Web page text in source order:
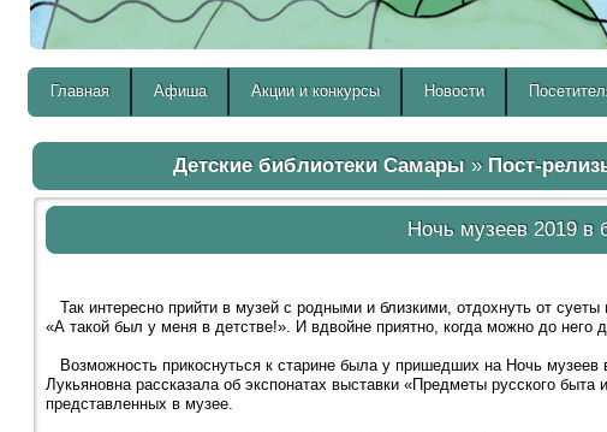
Главная Афиша Акции и конкурсы Новости
Детские библиотеки Самары » Пост-
Ночь музеев 2019 в
Так интересно прийти в музей с родными и близкими, отдохнуть от
«А такой был у меня в детстве!». И вдвойне приятно, когда можно до него
Возможность прикоснуться к старине была у пришедших на Ночь
Лукьяновна рассказала об экспонатах выставки «Предметы русского
представленных в музее.